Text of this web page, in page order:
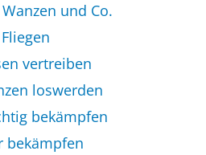
und Co.
Fliegen
vertreiben
loswerden
bekämpfen
bekämpfen